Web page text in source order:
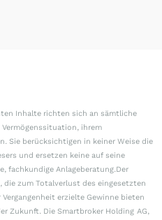
Inhalte richten sich an sämtliche
ihrem
Sie berücksichtigen in keiner Weise die
und ersetzen keine auf seine
fachkundige Anlageberatung.Der
die zum Totalverlust des eingesetzten
erzielte Gewinne bieten
Zukunft. Die Smartbroker Holding AG,